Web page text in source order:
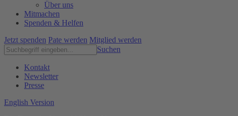
Über uns
Mitmachen
Spenden & Helfen
Jetzt spenden Pate werden Mitglied werden
Suchen
Kontakt
Newsletter
Presse
English Version